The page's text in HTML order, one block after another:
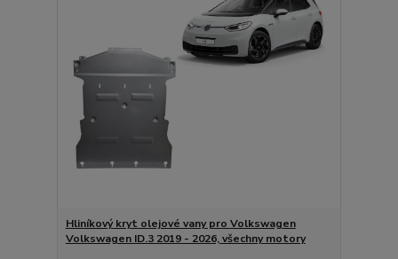
Hliníkový kryt olejové vany pro Volkswagen
Volkswagen ID.3 2019 - 2026, všechny motory